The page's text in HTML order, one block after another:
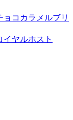
ョコカラメルブリ
イヤルホスト